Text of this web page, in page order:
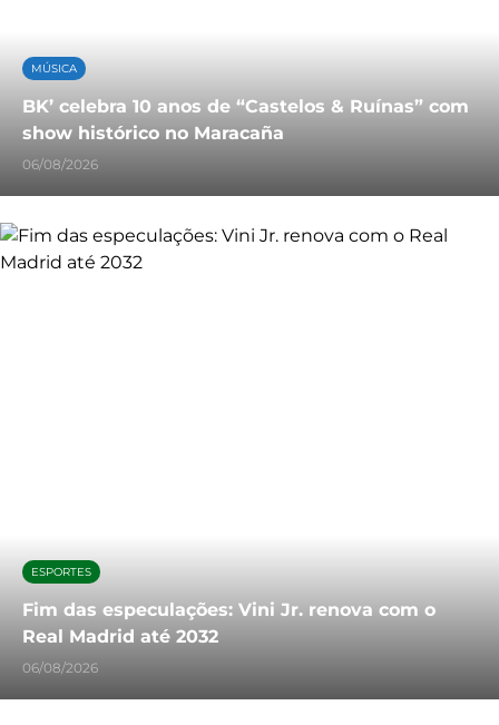
MÚSICA
BK’ celebra 10 anos de “Castelos & Ruínas” com
show histórico no Maracaña
06/08/2026
ESPORTES
Fim das especulações: Vini Jr. renova com o
Real Madrid até 2032
06/08/2026